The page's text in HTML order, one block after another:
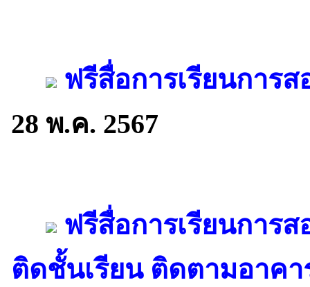
ฟรีสื่อการเรียนการ
28 พ.ค. 2567
ฟรีสื่อการเรียนการ
ติดชั้นเรียน ติดตามอาคา